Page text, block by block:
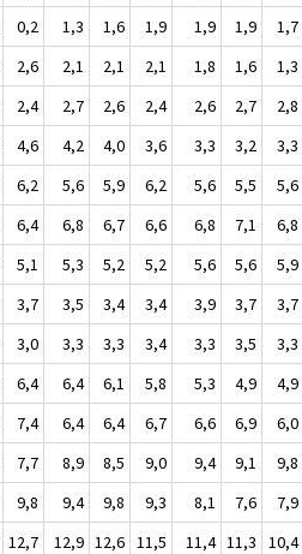
0,2 1,3 1,6 1,9 1,9 1,9
1,7
2,6 2,1 2,1 2,1 1,8 1,6
1,3
2,4 2,7 2,6 2,4 2,6 2,7
2,8
4,6 4,2 4,0 3,6 3,3 3,2
3,3
6,2 5,6 5,9 6,2 5,6 5,5
5,6
6,4 6,8 6,7 6,6 6,8 7,1
6,8
5,1 5,3 5,2 5,2 5,6 5,6
5,9
3,7 3,5 3,4 3,4 3,9 3,7
3,7
3,0 3,3 3,3 3,4 3,3 3,5
3,3
6,4 6,4 6,1 5,8 5,3 4,9
4,9
7,4 6,4 6,4 6,7 6,6 6,9
6,0
7,7 8,9 8,5 9,0 9,4 9,1
9,8
9,8 9,4 9,8 9,3 8,1 7,6
7,9
12,7 12,9 12,6 11,5 11,4 11,3
10,4